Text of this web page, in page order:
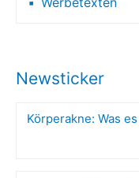
Newsticker
Körperakne: Was